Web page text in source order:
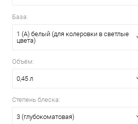
База:
1 (А) белый (для колеровки в светлые
цвета)
Объём:
0,45 л
Степень блеска:
3 (глубокоматовая)